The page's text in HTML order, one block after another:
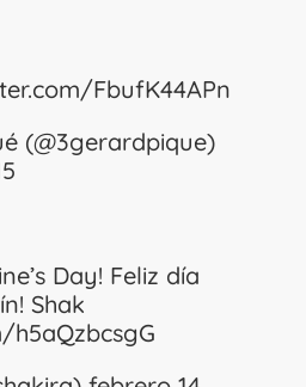
FbufK44APn
(@3gerardpique)
Day! Feliz día
Shak
h5aQzbcsgG